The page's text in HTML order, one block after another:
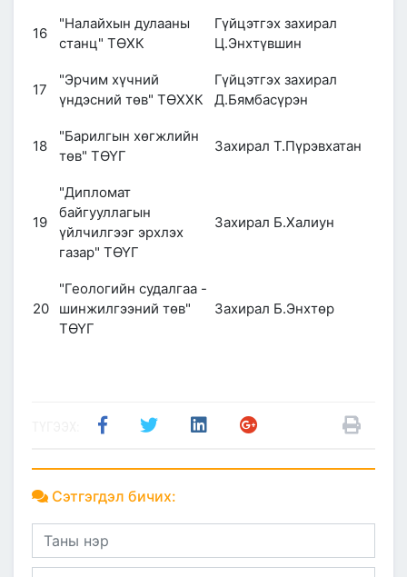
16
"Налайхын дулааны
станц" ТӨХК
Гүйцэтгэх захирал
Ц.Энхтүвшин
17
"Эрчим хүчний
үндэсний төв" ТӨХХК
Гүйцэтгэх захирал
Д.Бямбасүрэн
18
"Барилгын хөгжлийн
төв" ТӨҮГ
Захирал Т.Пүрэвхатан
19
"Дипломат
байгууллагын
үйлчилгээг эрхлэх
газар" ТӨҮГ
Захирал Б.Халиун
20
"Геологийн судалгаа -
шинжилгээний төв"
ТӨҮГ
Захирал Б.Энхтөр
Сэтгэгдэл бичих: